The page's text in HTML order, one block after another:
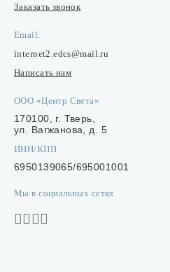
Заказать звонок
Email:
internet2.edcs@mail.ru
Написать нам
ООО «Центр Света»
170100, г. Тверь,
ул. Вагжанова, д. 5
ИНН/КПП
6950139065/695001001
Мы в социальных сетях